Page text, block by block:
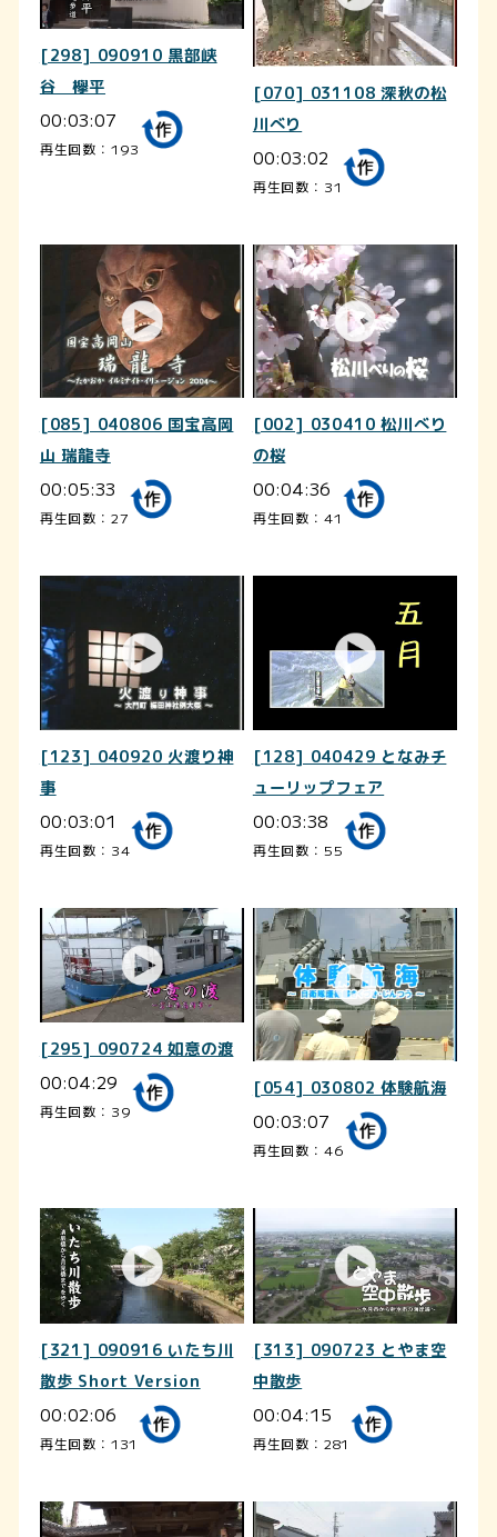
[298] 090910 黒部峡
谷 欅平
00:03:07
再生回数：193
[070] 031108 深秋の松
川べり
00:03:02
再生回数：31
[085] 040806 国宝高岡
山 瑞龍寺
00:05:33
再生回数：27
[002] 030410 松川べり
の桜
00:04:36
再生回数：41
[123] 040920 火渡り神
事
00:03:01
再生回数：34
[128] 040429 となみチ
ューリップフェア
00:03:38
再生回数：55
[295] 090724 如意の渡
00:04:29
再生回数：39
[054] 030802 体験航海
00:03:07
再生回数：46
[321] 090916 いたち川
散歩 Short Version
00:02:06
再生回数：131
[313] 090723 とやま空
中散歩
00:04:15
再生回数：281